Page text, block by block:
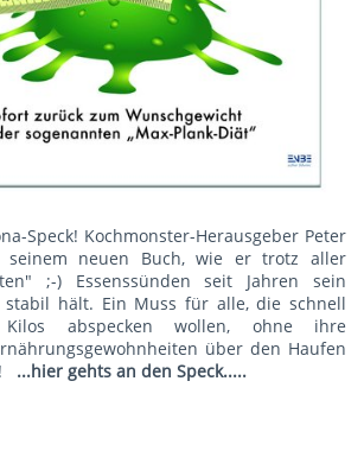
Speck! Kochmonster-Herausgeber Peter
seinem neuen Buch, wie er trotz aller
;-) Essenssünden seit Jahren sein
stabil hält. Ein Muss für alle, die schnell
abspecken wollen, ohne ihre
über den Haufen
...hier gehts an den Speck.....